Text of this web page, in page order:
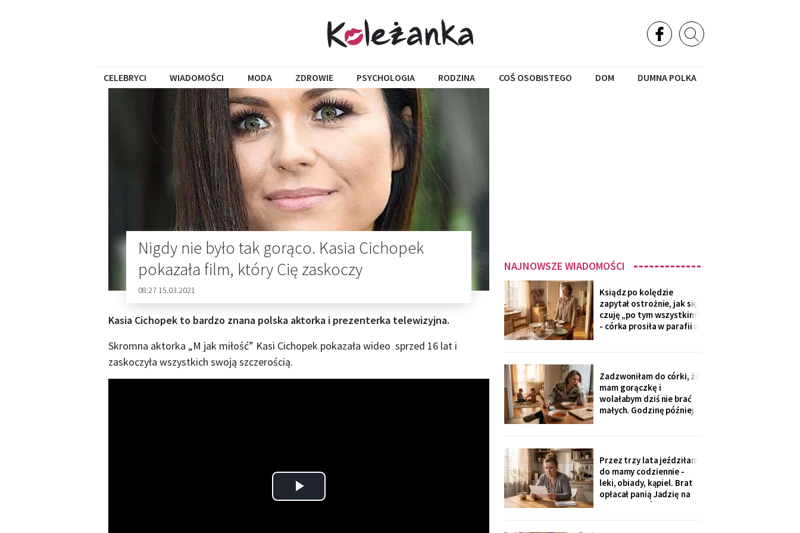
CELEBRYCI WIADOMOŚCI MODA ZDROWIE PSYCHOLOGIA RODZINA COŚ OSOBISTEGO DOM DUMNA POLKA
Nigdy nie było tak gorąco. Kasia Cichopek
pokazała film, który Cię zaskoczy
08:27 15.03.2021
Kasia Cichopek to bardzo znana polska aktorka i prezenterka telewizyjna.
Skromna aktorka „M jak miłość” Kasi Cichopek pokazała wideo sprzed 16 lat i
zaskoczyła wszystkich swoją szczerością.
Play
NAJNOWSZE WIADOMOŚCI
Ksiądz po kolędzie
zapytał ostrożnie, jak się
czuję „po tym wszystkim"
- córka prosiła w parafii o
ja co niedzielę czekam z
obiadem. Ostatni raz
przyszli we wrześniu.
Zadzwoniłam do córki, że
mam gorączkę i
wolałabym dziś nie brać
małych. Godzinę później
przyszedł SMS: „Podasz
im obiad? Wrócimy
głodni".
Przez trzy lata jeździłam
do mamy codziennie -
leki, obiady, kąpiel. Brat
opłacał panią Jadzię na
kilka poranków w